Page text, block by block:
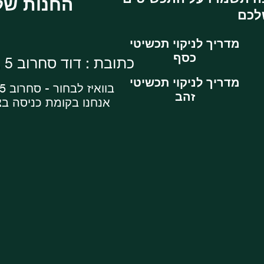
כתובת : דוד סחרוב 5 , ראשון לציון
אנחנו בקומת כניסה
מדריך לניקוי תכשיטי
כסף
מדריך לניקוי תכשיטי
זהב